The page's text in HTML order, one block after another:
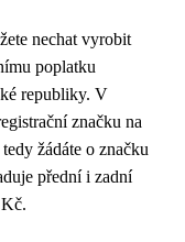
nechat vyrobit
poplatku
republiky. V
značku na
žádáte o značku
přední i zadní